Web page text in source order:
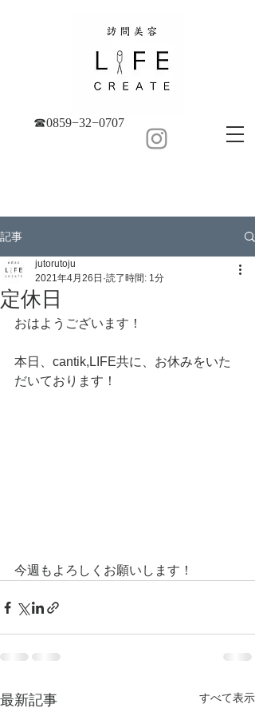
☎︎0859−32−0707
記事
定休日
jutorutoju
2021年4月26日 読了時間: 1分
おはようございます！
本日、cantik,LIFE共に、お休みをいた
だいております！
今週もよろしくお願いします！
最新記事 すべて表示